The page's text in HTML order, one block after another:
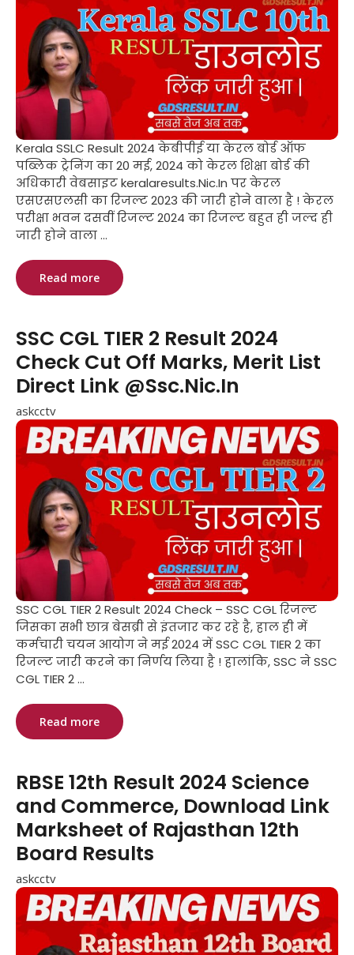
Kerala SSLC Result 2024 केबीपीई या केरल बोर्ड ऑफ
पब्लिक ट्रेनिंग का 20 मई, 2024 को केरल शिक्षा बोर्ड की
अधिकारी वेबसाइट keralaresults.Nic.In पर केरल
एसएसएलसी का रिजल्ट 2023 की जारी होने वाला है ! केरल
परीक्षा भवन दसवीं रिजल्ट 2024 का रिजल्ट बहुत ही जल्द ही
जारी होने वाला ...
Read more
SSC CGL TIER 2 Result 2024
Check Cut Off Marks, Merit List
Direct Link @Ssc.Nic.In
askcctv
SSC CGL TIER 2 Result 2024 Check – SSC CGL रिजल्ट
जिसका सभी छात्र बेसब्री से इंतजार कर रहे है, हाल ही में
कर्मचारी चयन आयोग ने मई 2024 में SSC CGL TIER 2 का
रिजल्ट जारी करने का निर्णय लिया है ! हालांकि, SSC ने SSC
CGL TIER 2 ...
Read more
RBSE 12th Result 2024 Science
and Commerce, Download Link
Marksheet of Rajasthan 12th
Board Results
askcctv